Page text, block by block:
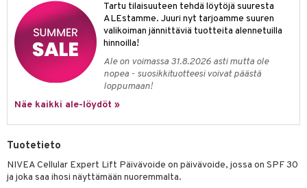
Tartu tilaisuuteen tehdä löytöjä suuresta
ALEstamme. Juuri nyt tarjoamme suuren
valikoiman jännittäviä tuotteita alennetuilla
hinnoilla!
Ale on voimassa 31.8.2026 asti mutta ole
nopea - suosikkituotteesi voivat päästä
loppumaan!
Näe kaikki ale-löydöt »
Tuotetieto
NIVEA Cellular Expert Lift Päivävoide on päivävoide, jossa on SPF 30
ja joka saa ihosi näyttämään nuoremmalta.
& Highlighter
Päivävoide
hoito
tarvikkeet
/ Kajaali
de parfum
de toilette
&
Lapset
Set
tuotteet
hoito
poisto
shave balm
de toilette